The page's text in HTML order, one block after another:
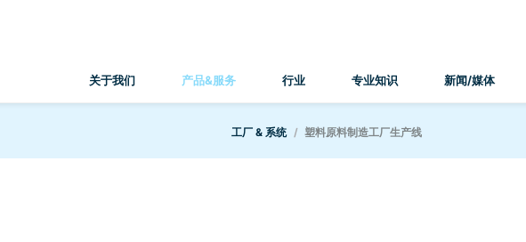
关于我们 产品&服务 行业 专业知识 新闻/媒体
工厂 & 系统 塑料原料制造工厂生产线